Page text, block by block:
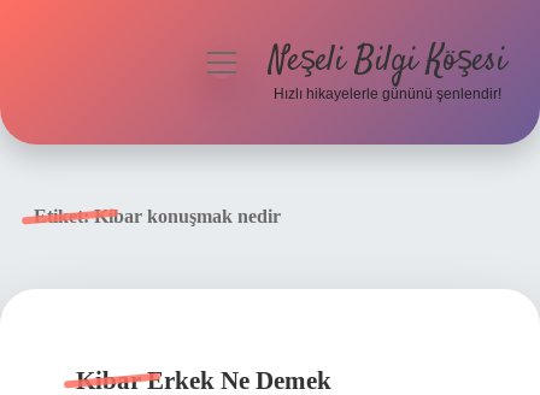
menüyüNeşeli Bilgi Köşesi
Hızlı hikayelerle gününü şenlendir!
Etiket:Kibar konuşmak nedir
Kibar Erkek Ne Demek